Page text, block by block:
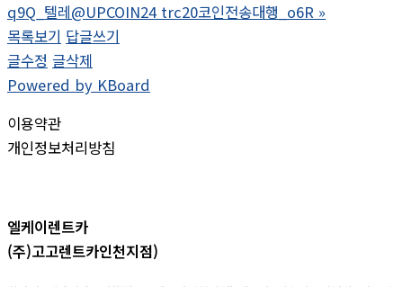
q9Q_텔레@UPCOIN24 trc20코인전송대행_o6R »
목록보기 답글쓰기
글수정 글삭제
Powered by KBoard
이용약관
개인정보처리방침
엘케이렌트카
(주)고고렌트카인천지점)